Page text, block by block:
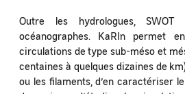
Outre les hydrologues,
océanographes. KaRIn permet
circulations de type sub-méso et
centaines à quelques dizaines de
ou les filaments, d’en caractériser